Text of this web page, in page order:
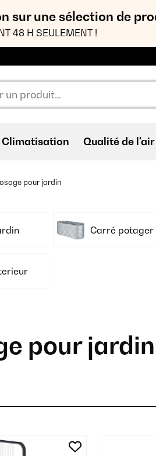
sur une sélection de
48 H SEULEMENT !
Climatisation Qualité de l'air
pour jardin
Carré potager
pour jardin